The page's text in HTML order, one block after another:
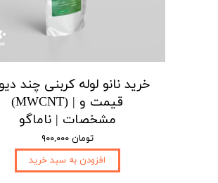
خرید نانو لوله کربنی چند
(MWCNT) | قیمت و
مشخصات | ناماگو
۹۰۰,۰۰۰ تومان
افزودن به سبد خرید